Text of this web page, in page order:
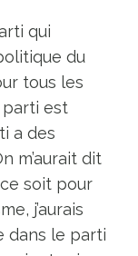
qui
du
tous les
parti est
a des
m’aurait dit
soit pour
j’aurais
dans le parti